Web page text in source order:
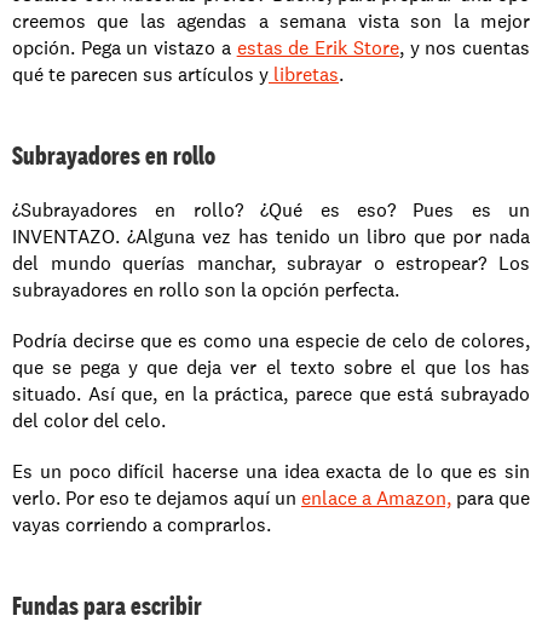
creemos que las agendas a semana vista son la mejor
opción. Pega un vistazo a estas de Erik Store, y nos cuentas
qué te parecen sus artículos y libretas.
Subrayadores en rollo
¿Subrayadores en rollo? ¿Qué es eso? Pues es un
INVENTAZO. ¿Alguna vez has tenido un libro que por nada
del mundo querías manchar, subrayar o estropear? Los
subrayadores en rollo son la opción perfecta.
Podría decirse que es como una especie de celo de colores,
que se pega y que deja ver el texto sobre el que los has
situado. Así que, en la práctica, parece que está subrayado
del color del celo.
Es un poco difícil hacerse una idea exacta de lo que es sin
verlo. Por eso te dejamos aquí un enlace a Amazon, para que
vayas corriendo a comprarlos.
Fundas para escribir